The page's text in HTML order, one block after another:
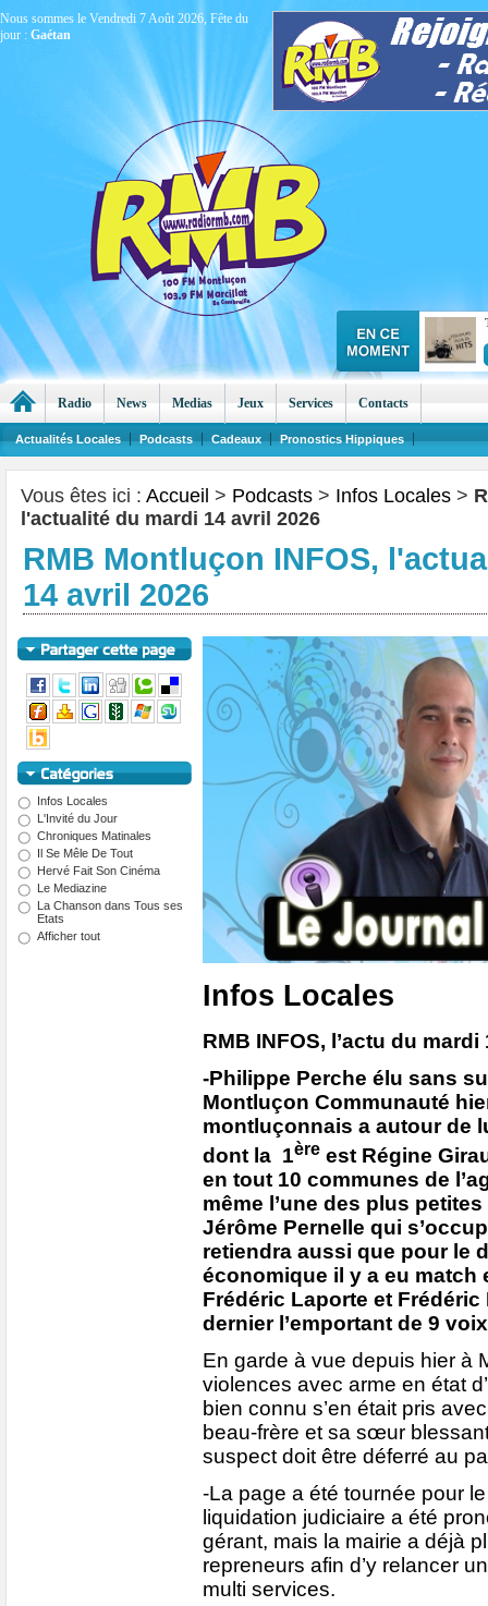
Vous êtes ici : Accueil > Podcasts > Infos Locales >
l'actualité du mardi 14 avril 2026
RMB Montluçon INFOS,
14 avril 2026
Infos Locales
RMB INFOS, l’actu du
-Philippe Perche élu sans
Montluçon Communauté
montluçonnais a autour de
dont la 1ère est Régine
en tout 10 communes de
même l’une des plus
Jérôme Pernelle qui
retiendra aussi que pour le
économique il y a eu match
Frédéric Laporte et
dernier l’emportant de 9
En garde à vue depuis hier à
violences avec arme en état
bien connu s’en était pris
beau-frère et sa sœur
suspect doit être déferré au
-La page a été tournée pour
liquidation judiciaire a été
gérant, mais la mairie a déjà
repreneurs afin d’y relancer
multi services.
Infos Locales
L'Invité du Jour
Chroniques Matinales
Il Se Mêle De Tout
Hervé Fait Son Cinéma
Le Mediazine
La Chanson dans Tous ses
Etats
Afficher tout
Radio News Medias Jeux Services Contacts
Actualités Locales Podcasts Cadeaux Pronostics Hippiques
Nous sommes le Vendredi 7 Août 2026, Fête du
jour : Gaétan